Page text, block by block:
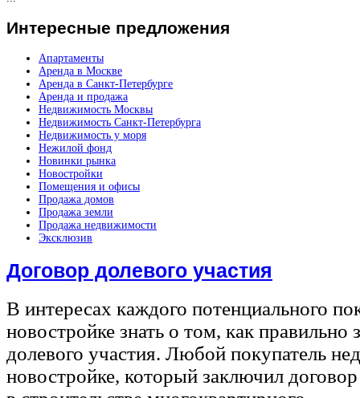
Интересные предложения
Апартаменты
Аренда в Москве
Аренда в Санкт-Петербурге
Аренда и продажа
Недвижимость Москвы
Недвижимость Санкт-Петербурга
Недвижимость у моря
Нежилой фонд
Новинки рынка
Новостройки
Помещения и офисы
Продажа домов
Продажа земли
Продажа недвижимости
Эксклюзив
Договор долевого участия
В интересах каждого потенциального
новостройке знать о том, как правильно
долевого участия. Любой покупатель
новостройке, который заключил